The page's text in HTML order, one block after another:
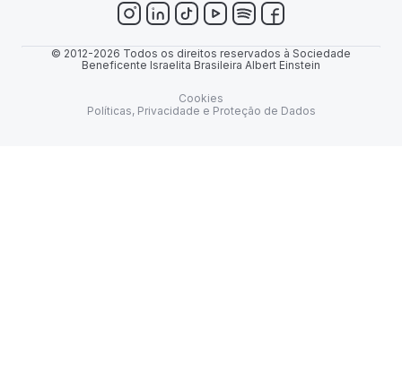
© 2012-2026 Todos os direitos reservados à Sociedade
Beneficente Israelita Brasileira Albert Einstein
Cookies
Políticas, Privacidade e Proteção de Dados